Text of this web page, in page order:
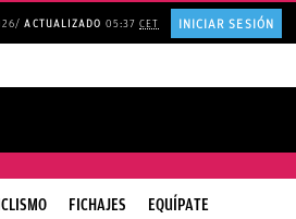
ACTUALIZADO 05:37CET INICIAR SESIÓN
FICHAJES EQUÍPATE